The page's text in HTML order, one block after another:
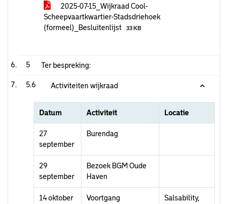
2025-07-15_Wijkraad Cool-
Scheepvaartkwartier-Stadsdriehoek
(formeel)_Besluitenlijst
33 KB
5 Ter bespreking:
5.6 Activiteiten wijkraad
Datum Activiteit Locatie
27
september
Burendag
29
september
Bezoek BGM Oude
Haven
14 oktober
Voortgang
Salsability,